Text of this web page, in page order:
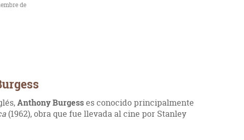
de
Anthony Burgesses conocido principalmente
(1962), obra que fue llevada al cine por Stanley